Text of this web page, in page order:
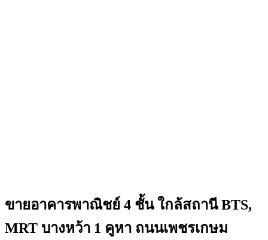
ขายอาคารพาณิชย์ 4 ชั้น ใกล้สถานี BTS,
MRT บางหว้า 1 คูหา ถนนเพชรเกษม